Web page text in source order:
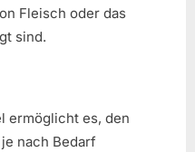
Fleisch oder das
sind.
ermöglicht es, den
nach Bedarf